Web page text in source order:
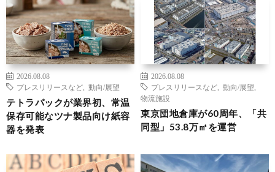
2026.08.08
プレスリリースなど
動向/展望
テトラパックが業界初、常温
保存可能なツナ製品向け紙容
器を発表
2026.08.08
プレスリリースなど
動向/展望
物流施設
東京団地倉庫が60周年、「共
同型」53.8万㎡を運営